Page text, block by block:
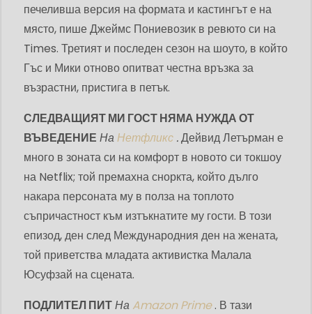
печеливша версия на формата и кастингът е на
място, пише Джеймс Пониевозик в ревюто си на
Times. Третият и последен сезон на шоуто, в който
Гъс и Мики отново опитват честна връзка за
възрастни, пристига в петък.
СЛЕДВАЩИЯТ МИ ГОСТ НЯМА НУЖДА ОТ
ВЪВЕДЕНИЕ НаНетфликс .Дейвид Летърман е
много в зоната си на комфорт в новото си токшоу
на Netflix; той премахна сноркта, който дълго
накара персоната му в полза на топлото
съпричастност към изтъкнатите му гости. В този
епизод, ден след Международния ден на жената,
той приветства младата активистка Малала
Юсуфзай на сцената.
ПОДЛИТЕЛ ПИТНа Amazon Prime. В тази